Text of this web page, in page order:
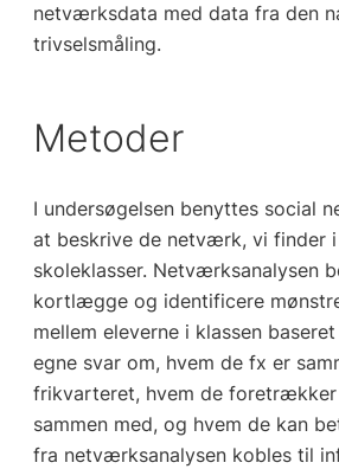
netværksdata med data fra den
trivselsmåling.
Metoder
I undersøgelsen benyttes social
at beskrive de netværk, vi finder
skoleklasser. Netværksanalysen
kortlægge og identificere
mellem eleverne i klassen
egne svar om, hvem de fx er
frikvarteret, hvem de
sammen med, og hvem de kan
fra netværksanalysen kobles til